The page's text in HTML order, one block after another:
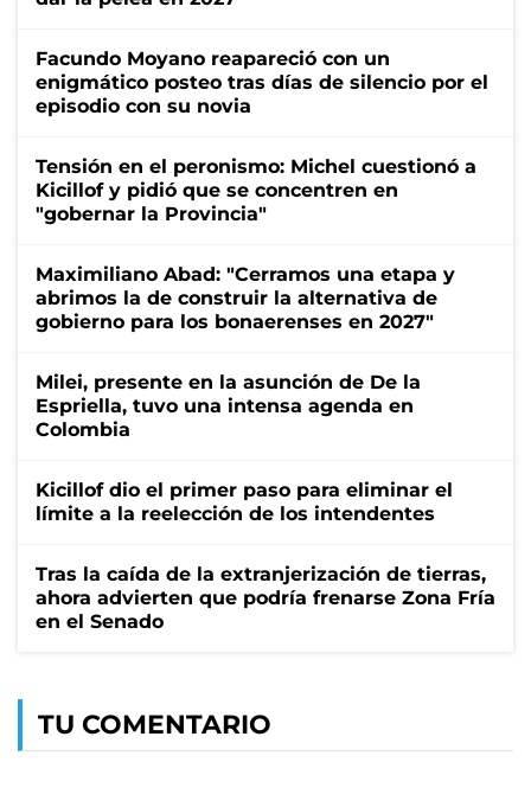
Facundo Moyano reapareció con un
enigmático posteo tras días de silencio por el
episodio con su novia
Tensión en el peronismo: Michel cuestionó a
Kicillof y pidió que se concentren en
"gobernar la Provincia"
Maximiliano Abad: "Cerramos una etapa y
abrimos la de construir la alternativa de
gobierno para los bonaerenses en 2027"
Milei, presente en la asunción de De la
Espriella, tuvo una intensa agenda en
Colombia
Kicillof dio el primer paso para eliminar el
límite a la reelección de los intendentes
Tras la caída de la extranjerización de tierras,
ahora advierten que podría frenarse Zona Fría
en el Senado
TU COMENTARIO